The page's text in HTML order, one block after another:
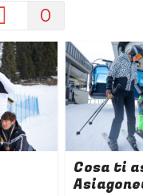
0
Cosa ti